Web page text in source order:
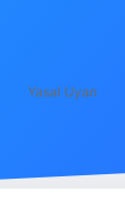
Yasal Uyarı